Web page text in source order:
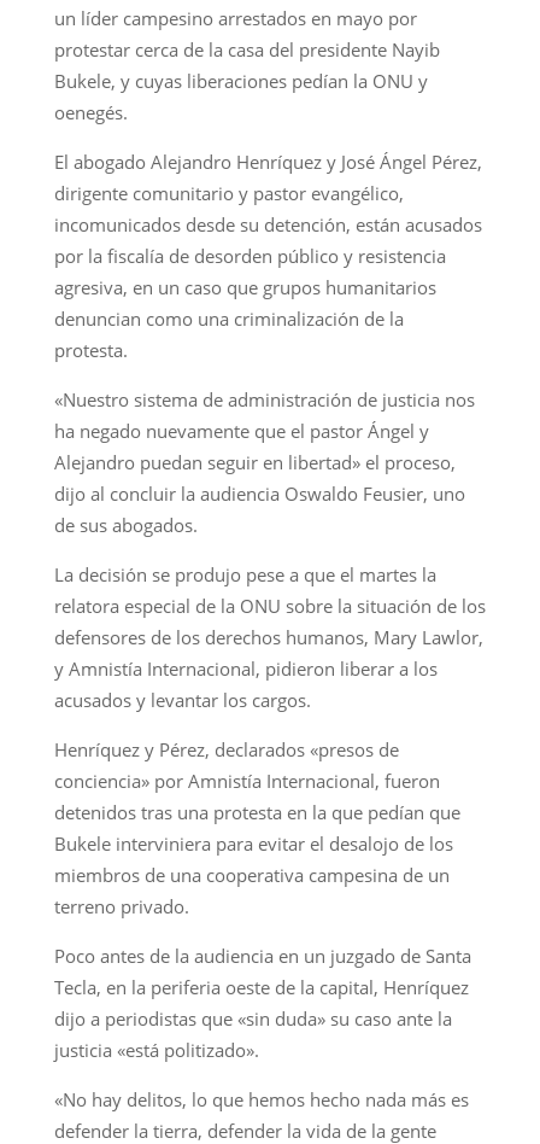
un líder campesino arrestados en mayo por
protestar cerca de la casa del presidente Nayib
Bukele, y cuyas liberaciones pedían la ONU y
oenegés.
El abogado Alejandro Henríquez y José Ángel Pérez,
dirigente comunitario y pastor evangélico,
incomunicados desde su detención, están acusados
por la fiscalía de desorden público y resistencia
agresiva, en un caso que grupos humanitarios
denuncian como una criminalización de la
protesta.
«Nuestro sistema de administración de justicia nos
ha negado nuevamente que el pastor Ángel y
Alejandro puedan seguir en libertad» el proceso,
dijo al concluir la audiencia Oswaldo Feusier, uno
de sus abogados.
La decisión se produjo pese a que el martes la
relatora especial de la ONU sobre la situación de los
defensores de los derechos humanos, Mary Lawlor,
y Amnistía Internacional, pidieron liberar a los
acusados y levantar los cargos.
Henríquez y Pérez, declarados «presos de
conciencia» por Amnistía Internacional, fueron
detenidos tras una protesta en la que pedían que
Bukele interviniera para evitar el desalojo de los
miembros de una cooperativa campesina de un
terreno privado.
Poco antes de la audiencia en un juzgado de Santa
Tecla, en la periferia oeste de la capital, Henríquez
dijo a periodistas que «sin duda» su caso ante la
justicia «está politizado».
«No hay delitos, lo que hemos hecho nada más es
defender la tierra, defender la vida de la gente